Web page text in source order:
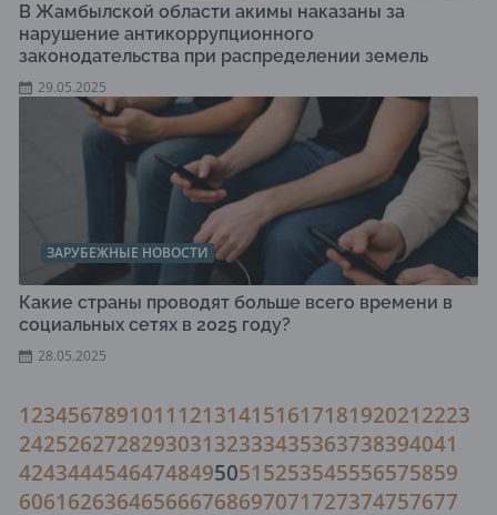
В Жамбылской области акимы наказаны за
нарушение антикоррупционного
законодательства при распределении земель
29.05.2025
ЗАРУБЕЖНЫЕ НОВОСТИ
Какие страны проводят больше всего времени в
социальных сетях в 2025 году?
28.05.2025
1234567891011121314151617181920212223
242526272829303132333435363738394041
424344454647484950515253545556575859
606162636465666768697071727374757677